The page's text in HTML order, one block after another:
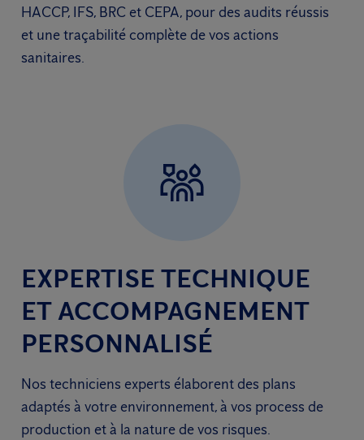
HACCP, IFS, BRC et CEPA, pour des audits réussis
et une traçabilité complète de vos actions
sanitaires.
EXPERTISE TECHNIQUE
ET ACCOMPAGNEMENT
PERSONNALISÉ
Nos techniciens experts élaborent des plans
adaptés à votre environnement, à vos process de
production et à la nature de vos risques.